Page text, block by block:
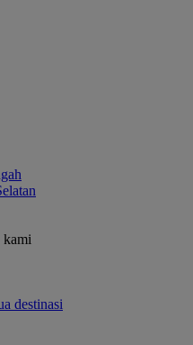
kami
destinasi